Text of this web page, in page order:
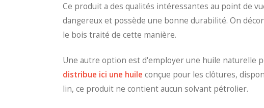
Ce produit a des qualités intéressantes au point de
dangereux et possède une bonne durabilité. On
le bois traité de cette manière.
Une autre option est d'employer une huile naturelle
distribue ici une huile conçue pour les clôtures,
lin, ce produit ne contient aucun solvant pétrolier.